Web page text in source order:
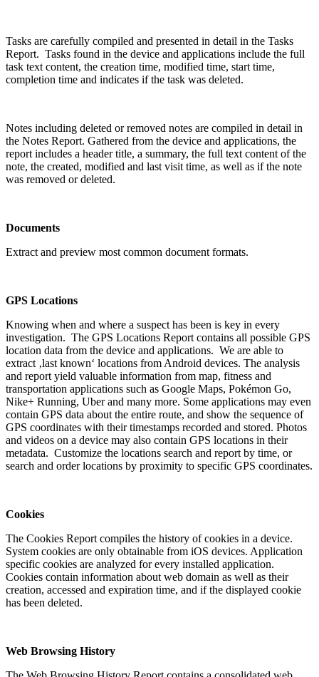
Tasks are carefully compiled and presented in detail in the Tasks
Report. Tasks found in the device and applications include the full
task text content, the creation time, modified time, start time,
completion time and indicates if the task was deleted.
Notes including deleted or removed notes are compiled in detail in
the Notes Report. Gathered from the device and applications, the
report includes a header title, a summary, the full text content of the
note, the created, modified and last visit time, as well as if the note
was removed or deleted.
Documents
Extract and preview most common document formats.
GPS Locations
Knowing when and where a suspect has been is key in every
investigation. The GPS Locations Report contains all possible GPS
location data from the device and applications. We are able to
extract ‚last known‘ locations from Android devices. The analysis
and report yield valuable information from map, fitness and
transportation applications such as Google Maps, Pokémon Go,
Nike+ Running, Uber and many more. Some applications may even
contain GPS data about the entire route, and show the sequence of
GPS coordinates with their timestamps recorded and stored. Photos
and videos on a device may also contain GPS locations in their
metadata. Customize the locations search and report by time, or
search and order locations by proximity to specific GPS coordinates.
Cookies
The Cookies Report compiles the history of cookies in a device.
System cookies are only obtainable from iOS devices. Application
specific cookies are analyzed for every installed application.
Cookies contain information about web domain as well as their
creation, accessed and expiration time, and if the displayed cookie
has been deleted.
Web Browsing History